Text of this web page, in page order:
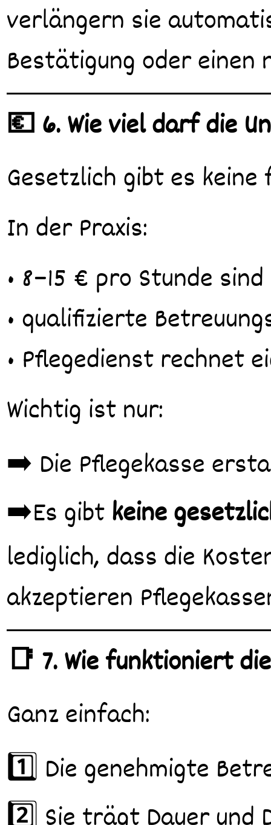
verlängern sie
Bestätigung oder einen
💶 6. Wie viel darf die
Gesetzlich gibt es keine
In der Praxis:
• 8–15 € pro Stunde
• qualifizierte
• Pflegedienst rechnet
Wichtig ist nur:
➡️ Die Pflegekasse
➡️Es gibtkeine
lediglich, dass die
akzeptieren
📑 7. Wie funktioniert
Ganz einfach:
1️⃣ Die genehmigte